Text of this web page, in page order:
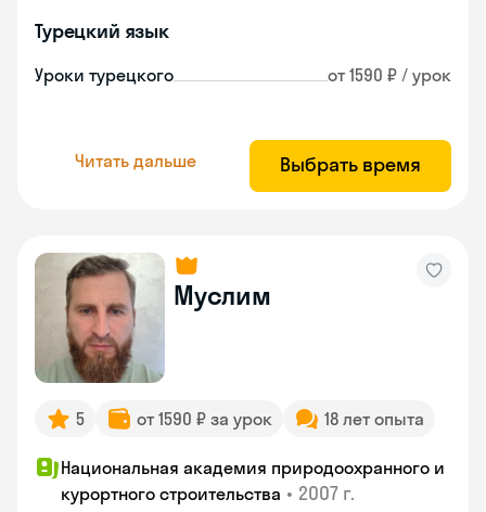
Турецкий язык
Уроки турецкого от 1590 ₽ / урок
Читать дальше Выбрать время
Муслим
5 от 1590 ₽ за урок 18 лет опыта
Национальная академия природоохранного и
курортного строительства • 2007 г.